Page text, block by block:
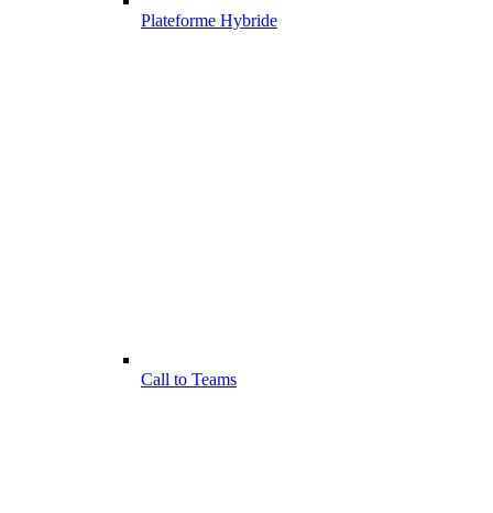
Plateforme Hybride
Call to Teams